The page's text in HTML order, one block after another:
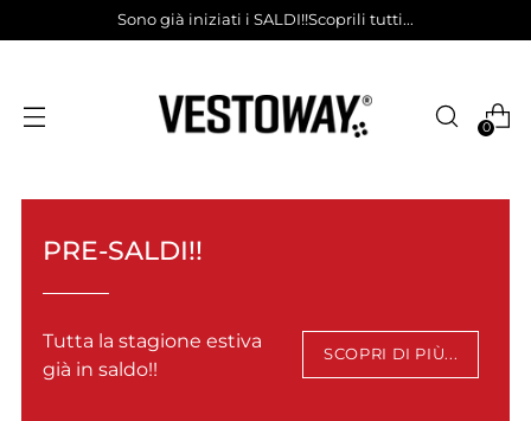
Sono già iniziati i SALDI!!Scoprili tutti...
0
PRE-SALDI!!
Tutta la stagione estiva
già in saldo!!
SCOPRI DI PIÙ...